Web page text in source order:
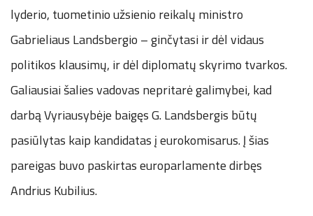
lyderio, tuometinio užsienio reikalų ministro
Gabrieliaus Landsbergio – ginčytasi ir dėl vidaus
politikos klausimų, ir dėl diplomatų skyrimo tvarkos.
Galiausiai šalies vadovas nepritarė galimybei, kad
darbą Vyriausybėje baigęs G. Landsbergis būtų
pasiūlytas kaip kandidatas į eurokomisarus. Į šias
pareigas buvo paskirtas europarlamente dirbęs
Andrius Kubilius.